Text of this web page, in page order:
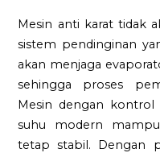
Mesin anti karat tidak
sistem pendinginan
akan menjaga
sehingga proses
Mesin dengan
suhu modern
tetap stabil. Dengan